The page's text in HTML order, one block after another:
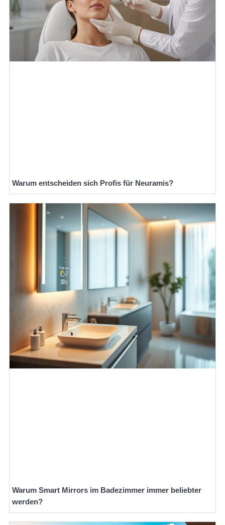
Warum entscheiden sich Profis für Neuramis?
Warum Smart Mirrors im Badezimmer immer beliebter
werden?